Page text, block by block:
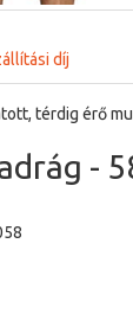
díj
térdig érő
-